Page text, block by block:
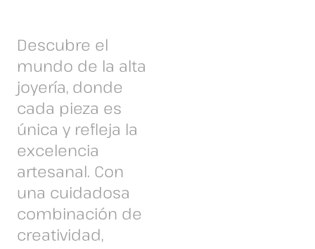
Descubre el
mundo de la alta
joyería, donde
cada pieza es
única y refleja la
excelencia
artesanal. Con
una cuidadosa
combinación de
creatividad,